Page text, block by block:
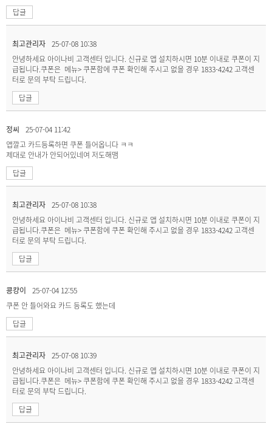
답글
최고관리자 25-07-08 10:38
안녕하세요 아이나비 고객센터 입니다. 신규로 앱 설치하시면 10분 이내로 쿠폰이 지
급됩니다.쿠폰은 메뉴> 쿠폰함에 쿠폰 확인해 주시고 없을 경우 1833-4242 고객센
터로 문의 부탁 드립니다.
답글
정씨
25-07-04 11:42
앱깔고 카드등록하면 쿠폰 들어옵니다 ㅋㅋ
제대로 안내가 안되어있네여 저도해맴
답글
최고관리자 25-07-08 10:38
안녕하세요 아이나비 고객센터 입니다. 신규로 앱 설치하시면 10분 이내로 쿠폰이 지
급됩니다.쿠폰은 메뉴> 쿠폰함에 쿠폰 확인해 주시고 없을 경우 1833-4242 고객센
터로 문의 부탁 드립니다.
답글
쿙컁이
25-07-04 12:55
쿠폰 안 들어와요 카드 등록도 했는데
답글
최고관리자 25-07-08 10:39
안녕하세요 아이나비 고객센터 입니다. 신규로 앱 설치하시면 10분 이내로 쿠폰이 지
급됩니다.쿠폰은 메뉴> 쿠폰함에 쿠폰 확인해 주시고 없을 경우 1833-4242 고객센
터로 문의 부탁 드립니다.
답글